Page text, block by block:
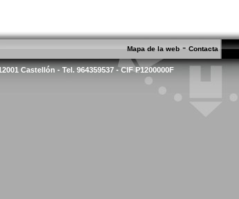
Mapa de la web - Contacta
Castellón - Tel. 964359537 - CIF P1200000F